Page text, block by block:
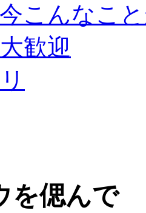
こんなこ
歓迎
を偲んで